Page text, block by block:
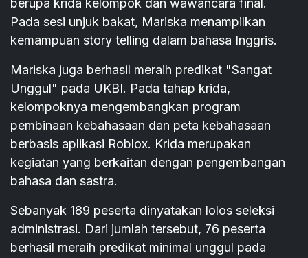
berupa krida kelompok dan wawancara final.
Pada sesi unjuk bakat, Mariska menampilkan
kemampuan story telling dalam bahasa Inggris.
Mariska juga berhasil meraih predikat "Sangat
Unggul" pada UKBI. Pada tahap krida,
kelompoknya mengembangkan program
pembinaan kebahasaan dan peta kebahasaan
berbasis aplikasi Roblox. Krida merupakan
kegiatan yang berkaitan dengan pengembangan
bahasa dan sastra.
Sebanyak 189 peserta dinyatakan lolos seleksi
administrasi. Dari jumlah tersebut, 76 peserta
berhasil meraih predikat minimal unggul pada